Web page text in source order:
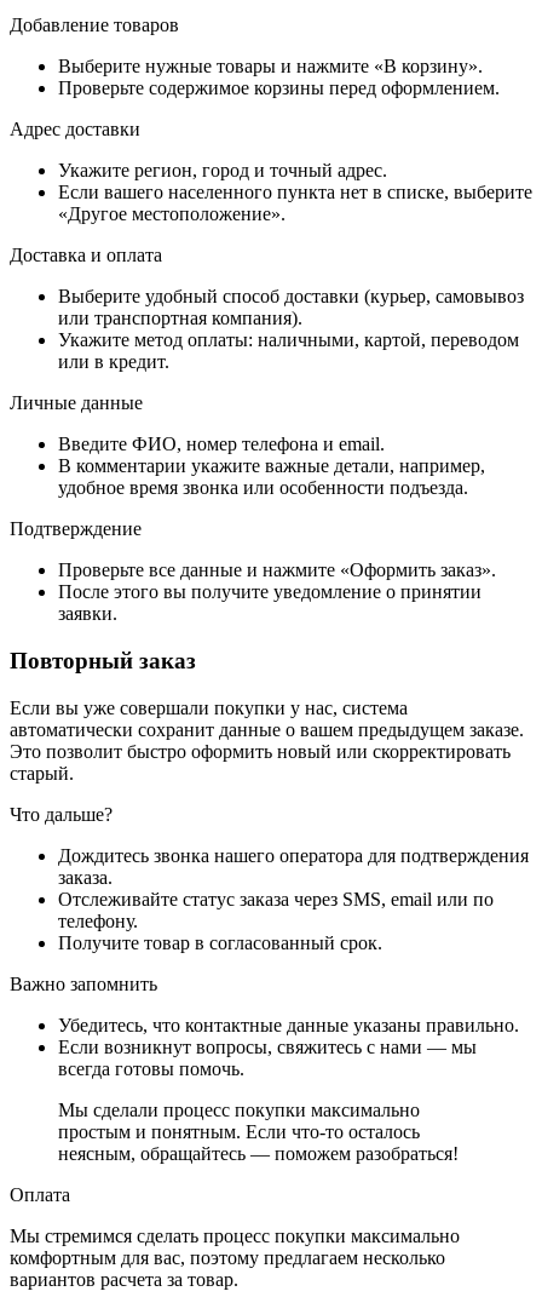
Добавление товаров
Выберите нужные товары и нажмите «В корзину».
Проверьте содержимое корзины перед оформлением.
Адрес доставки
Укажите регион, город и точный адрес.
Если вашего населенного пункта нет в списке, выберите
«Другое местоположение».
Доставка и оплата
Выберите удобный способ доставки (курьер, самовывоз
или транспортная компания).
Укажите метод оплаты: наличными, картой, переводом
или в кредит.
Личные данные
Введите ФИО, номер телефона и email.
В комментарии укажите важные детали, например,
удобное время звонка или особенности подъезда.
Подтверждение
Проверьте все данные и нажмите «Оформить заказ».
После этого вы получите уведомление о принятии
заявки.
Повторный заказ
Если вы уже совершали покупки у нас, система
автоматически сохранит данные о вашем предыдущем заказе.
Это позволит быстро оформить новый или скорректировать
старый.
Что дальше?
Дождитесь звонка нашего оператора для подтверждения
заказа.
Отслеживайте статус заказа через SMS, email или по
телефону.
Получите товар в согласованный срок.
Важно запомнить
Убедитесь, что контактные данные указаны правильно.
Если возникнут вопросы, свяжитесь с нами — мы
всегда готовы помочь.
Мы сделали процесс покупки максимально
простым и понятным. Если что-то осталось
неясным, обращайтесь — поможем разобраться!
Оплата
Мы стремимся сделать процесс покупки максимально
комфортным для вас, поэтому предлагаем несколько
вариантов расчета за товар.